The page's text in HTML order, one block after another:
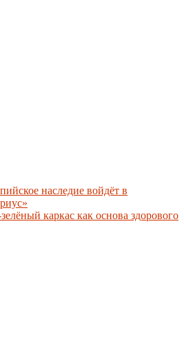
наследие войдёт в
каркас как основа здорового